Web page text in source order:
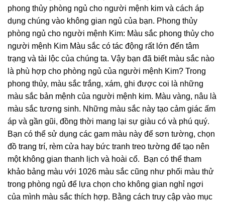
phong thủy phòng ngủ cho người mệnh kim và cách áp
dụng chúng vào không gian ngủ của bạn. Phong thủy
phòng ngủ cho người mệnh Kim: Màu sắc phong thủy cho
người mệnh Kim Màu sắc có tác động rất lớn đến tâm
trạng và tài lộc của chúng ta. Vậy bạn đã biết màu sắc nào
là phù hợp cho phòng ngủ của người mệnh Kim? Trong
phong thủy, màu sắc trắng, xám, ghi được coi là những
màu sắc bản mệnh của người mệnh kim. Màu vàng, nâu là
màu sắc tương sinh. Những màu sắc này tạo cảm giác ấm
áp và gần gũi, đồng thời mang lại sự giàu có và phú quý.
Bạn có thể sử dụng các gam màu này để sơn tường, chọn
đồ trang trí, rèm cửa hay bức tranh treo tường để tạo nên
một không gian thanh lịch và hoài cổ. Bạn có thể tham
khảo bảng màu với 1026 màu sắc cũng như phối màu thử
trong phòng ngủ để lựa chọn cho không gian nghỉ ngơi
của mình màu sắc thích hợp. Bằng cách truy cập vào mục